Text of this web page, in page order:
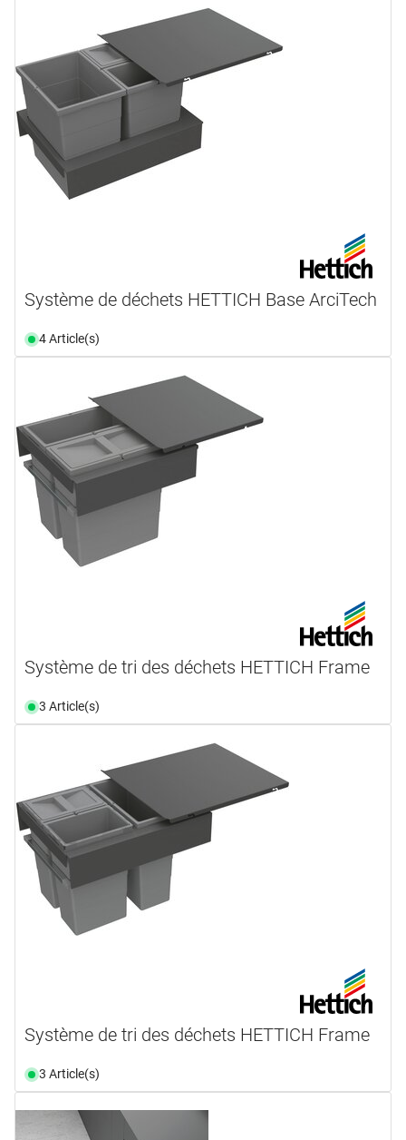
Système de déchets HETTICH Base ArciTech
4 Article(s)
Système de tri des déchets HETTICH Frame
3 Article(s)
Système de tri des déchets HETTICH Frame
3 Article(s)